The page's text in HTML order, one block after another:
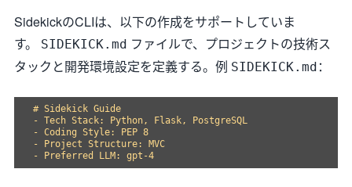
SidekickのCLIは、以下の作成をサポートしていま
す。
SIDEKICK.md ファイルで、プロジェクトの技術ス
タックと開発環境設定を定義する。例 SIDEKICK.md ：
# Sidekick Guide
- Tech Stack: Python, Flask, PostgreSQL
- Coding Style: PEP 8
- Project Structure: MVC